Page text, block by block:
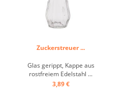
Zuckerstreuer ...
Glas gerippt, Kappe aus
rostfreiem Edelstahl ...
3,89 €